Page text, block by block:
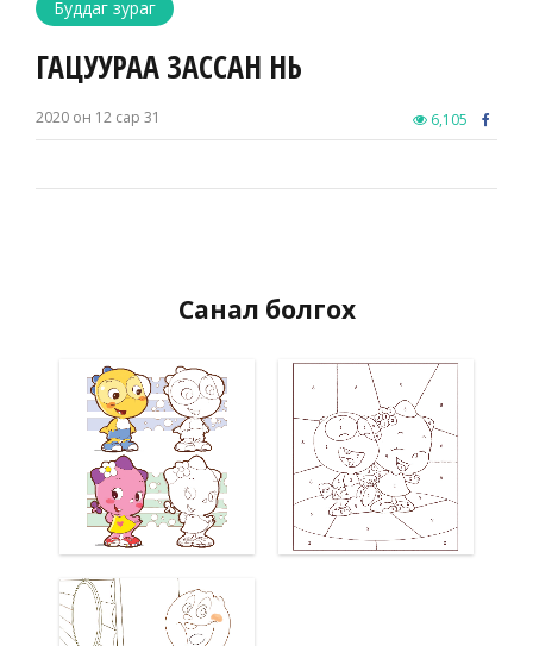
Буддаг зураг
ГАЦУУРАА ЗАССАН НЬ
6,105
2020 он 12 сар 31
Санал болгох